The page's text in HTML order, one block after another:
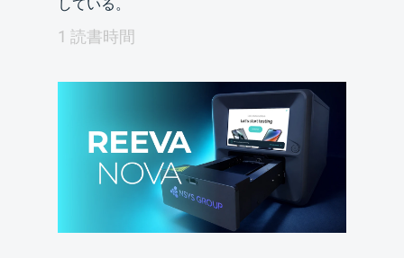
している。
1 読書時間